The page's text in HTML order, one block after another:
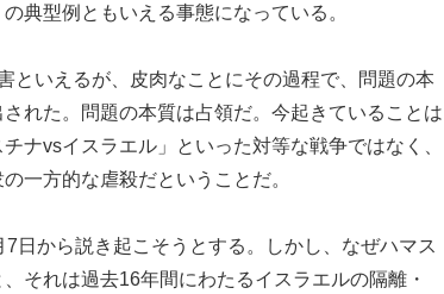
典型例ともいえる事態になっている。
いえるが、皮肉なことにその過程で、問題の本
れた。問題の本質は占領だ。今起きていることは
ナvsイスラエル」といった対等な戦争ではなく、
一方的な虐殺だということだ。
日から説き起こそうとする。しかし、なぜハマス
それは過去16年間にわたるイスラエルの隔離・